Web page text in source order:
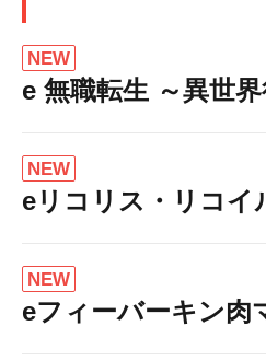
NEW
e 無職転生 ～異世
NEW
eリコリス・リコイ
NEW
eフィーバーキン肉